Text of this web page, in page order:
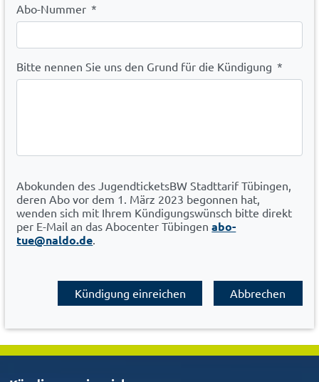
Abo-Nummer *
Bitte nennen Sie uns den Grund für die Kündigung *
Abokunden des JugendticketsBW Stadttarif Tübingen,
deren Abo vor dem 1. März 2023 begonnen hat,
wenden sich mit Ihrem Kündigungswünsch bitte direkt
per E-Mail an das Abocenter Tübingenabo-
tue@naldo.de
Kündigung einreichen Abbrechen